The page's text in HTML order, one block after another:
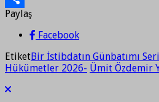
Paylaş
Paylaş
Facebook
EtiketBir İstibdatın Günbatımı
Hükümetler 2026- Ümit Özdemir